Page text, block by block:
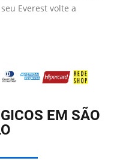
Everest volte a
EM SÃO